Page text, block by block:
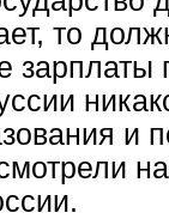
то
и